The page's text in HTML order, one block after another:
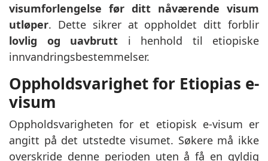
visumforlengelse før ditt nåværende visum
utløper. Dette sikrer at oppholdet ditt forblir
lovlig og uavbrutt i henhold til etiopiske
innvandringsbestemmelser.
Oppholdsvarighet for Etiopias e-
visum
Oppholdsvarigheten for et etiopisk e-visum er
angitt på det utstedte visumet. Søkere må ikke
overskride denne perioden uten å få en gyldig